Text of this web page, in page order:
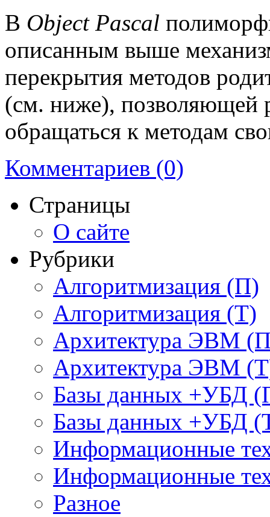
В Object Pascal
описанным выше
перекрытия методов
(см. ниже), позволяющей
обращаться к методам
Комментариев (0)
Страницы
О сайте
Рубрики
Алгоритмизация (П)
Алгоритмизация (Т)
Архитектура ЭВМ
Архитектура ЭВМ
Базы данных +УБД
Базы данных +УБД
Информационные
Информационные
Разное